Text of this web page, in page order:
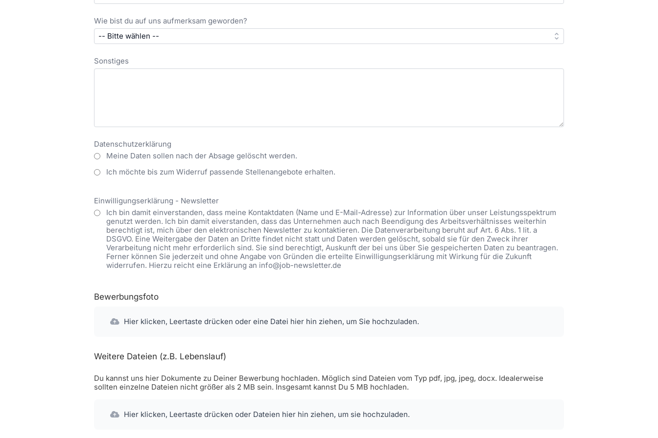
Wie bist du auf uns aufmerksam geworden?
Sonstiges
Datenschutzerklärung
Meine Daten sollen nach der Absage gelöscht werden.
Ich möchte bis zum Widerruf passende Stellenangebote erhalten.
Einwilligungserklärung - Newsletter
Ich bin damit einverstanden, dass meine Kontaktdaten (Name und E-Mail-Adresse) zur Information über unser Leistungsspektrum
genutzt werden. Ich bin damit eiverstanden, dass das Unternehmen auch nach Beendigung des Arbeitsverhältnisses weiterhin
berechtigt ist, mich über den elektronischen Newsletter zu kontaktieren. Die Datenverarbeitung beruht auf Art. 6 Abs. 1 lit. a
DSGVO. Eine Weitergabe der Daten an Dritte findet nicht statt und Daten werden gelöscht, sobald sie für den Zweck ihrer
Verarbeitung nicht mehr erforderlich sind. Sie sind berechtigt, Auskunft der bei uns über Sie gespeicherten Daten zu beantragen.
Ferner können Sie jederzeit und ohne Angabe von Gründen die erteilte Einwilligungserklärung mit Wirkung für die Zukunft
widerrufen. Hierzu reicht eine Erklärung an info@job-newsletter.de
Bewerbungsfoto
Hier klicken, Leertaste drücken oder eine Datei hier hin ziehen, um Sie hochzuladen.
Weitere Dateien (z.B. Lebenslauf)
Du kannst uns hier Dokumente zu Deiner Bewerbung hochladen. Möglich sind Dateien vom Typ pdf, jpg, jpeg, docx. Idealerweise
sollten einzelne Dateien nicht größer als 2 MB sein. Insgesamt kannst Du 5 MB hochladen.
Hier klicken, Leertaste drücken oder Dateien hier hin ziehen, um sie hochzuladen.